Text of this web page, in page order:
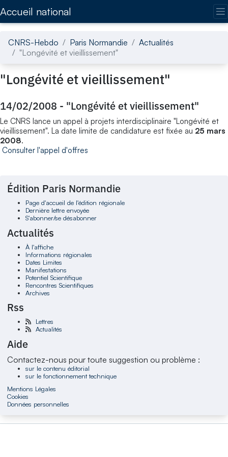
Accueil national
CNRS-Hebdo Paris Normandie
Actualités
"Longévité et vieillissement"
"Longévité et vieillissement"
14/02/2008 - "Longévité et vieillissement"
Le CNRS lance un appel à projets interdisciplinaire "Longévité et
vieillissement". La date limite de candidature est fixée au 25 mars
2008.
Consulter l'appel d'offres
Édition Paris Normandie
Page d'accueil de l'édition régionale
Dernière lettre envoyée
S'abonner/se désabonner
Actualités
À l'affiche
Informations régionales
Dates Limites
Manifestations
Potentiel Scientifique
Rencontres Scientifiques
Archives
Rss
Lettres
Actualités
Aide
Contactez-nous pour toute suggestion ou problème :
sur le contenu éditorial
sur le fonctionnement technique
Mentions Légales
Cookies
Données personnelles